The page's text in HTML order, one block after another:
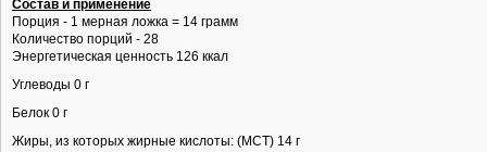
Состав и применение
Порция - 1 мерная ложка = 14 грамм
Количество порций - 28
Энергетическая ценность 126 ккал
Углеводы 0 г
Белок 0 г
Жиры, из которых жирные кислоты: (МСТ) 14 г